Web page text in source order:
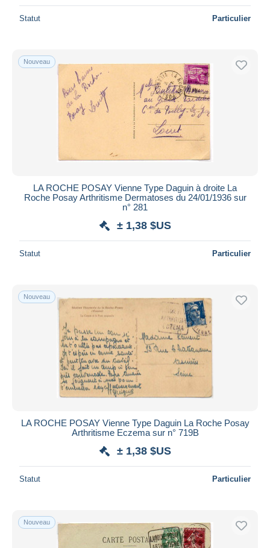
Statut Particulier
Nouveau
LA ROCHE POSAY Vienne Type Daguin à droite La
Roche Posay Arthritisme Dermatoses du 24/01/1936 sur
n° 281
± 1,38 $US
Statut Particulier
Nouveau
LA ROCHE POSAY Vienne Type Daguin La Roche Posay
Arthritisme Eczema sur n° 719B
± 1,38 $US
Statut Particulier
Nouveau